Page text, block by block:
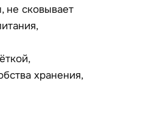
не сковывает
хранения,